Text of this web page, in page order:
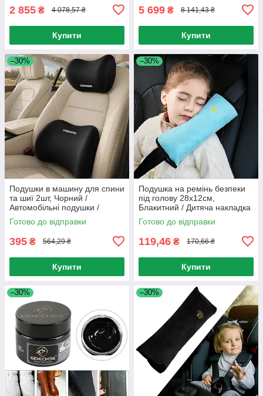
2 855 ₴ 4 078,57 ₴
Купити
5 699 ₴ 8 141,43 ₴
Купити
–30%
Подушки в машину для спини
та шиї 2шт, Чорний /
Автомобільні подушки /
Ортопедичні подушки в авто
Готово до відправки
395 ₴ 564,29 ₴
Купити
–30%
Подушка на ремінь безпеки
під голову 28х12см,
Блакитний / Дитяча накладка
на ремінь / Подушка адаптер
Готово до відправки
119,46 ₴ 170,66 ₴
Купити
–30% –30%